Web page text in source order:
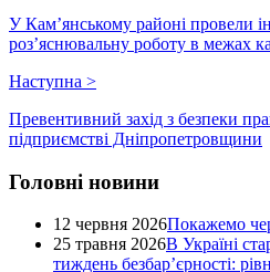
У Кам’янському районі провели
роз’яснювальну роботу в межах
Наступна >
Превентивний захід з безпеки
підприємстві Дніпропетровщини
Головні новини
12 червня 2026Покажемо
25 травня 2026В Україні
тиждень безбар’єрності: